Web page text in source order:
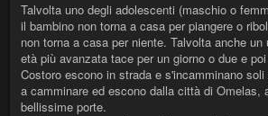
Talvolta uno degli adolescenti (maschio o
il bambino non torna a casa per piangere o
non torna a casa per niente. Talvolta anche un
età più avanzata tace per un giorno o due e
Costoro escono in strada e s'incamminano
a camminare ed escono dalla città di Omelas,
bellissime porte.